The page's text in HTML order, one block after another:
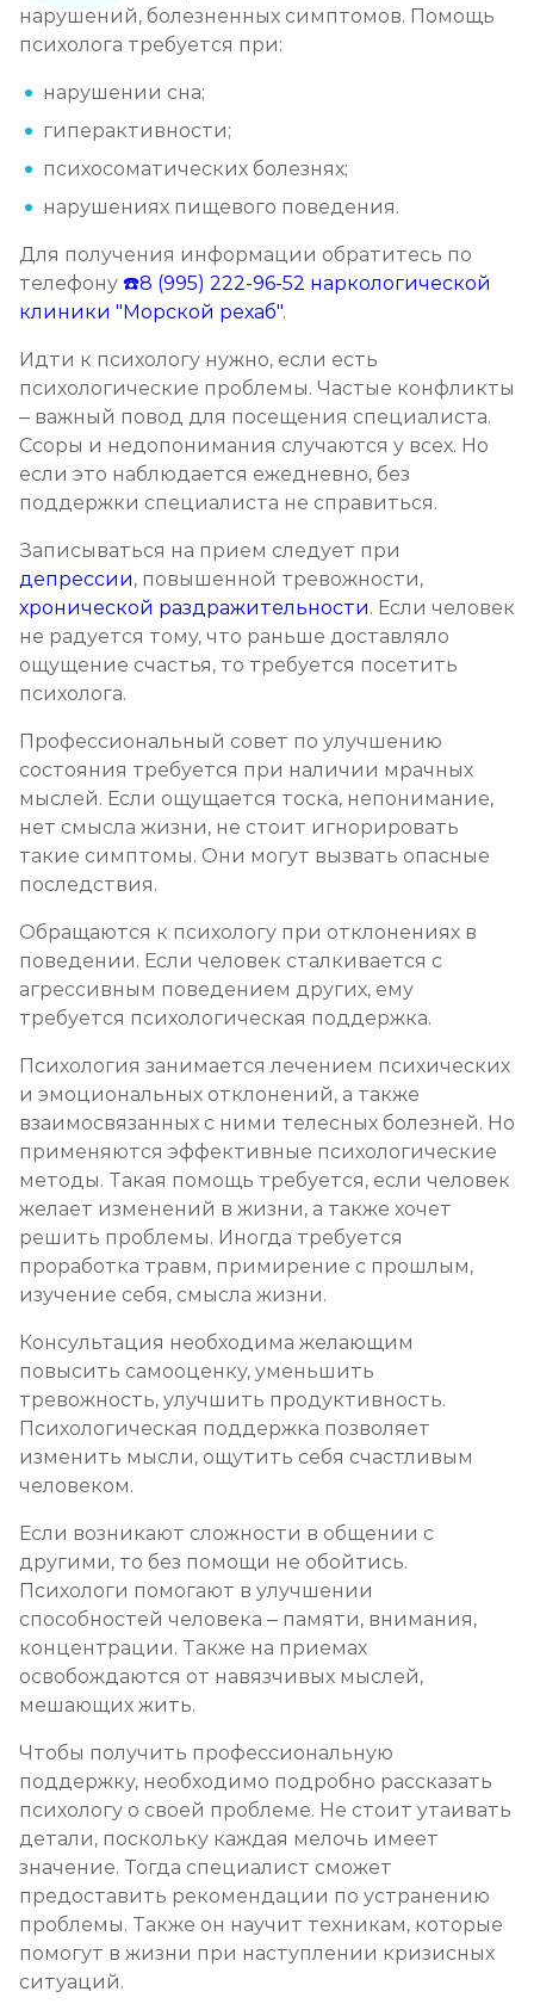
нарушений, болезненных симптомов. Помощь
психолога требуется при:
нарушении сна;
гиперактивности;
психосоматических болезнях;
нарушениях пищевого поведения.
Для получения информации обратитесь по
телефону ☎️8 (995) 222-96-52 наркологической
клиники "Морской рехаб".
Идти к психологу нужно, если есть
психологические проблемы. Частые конфликты
– важный повод для посещения специалиста.
Ссоры и недопонимания случаются у всех. Но
если это наблюдается ежедневно, без
поддержки специалиста не справиться.
Записываться на прием следует при
депрессии, повышенной тревожности,
хронической раздражительности. Если человек
не радуется тому, что раньше доставляло
ощущение счастья, то требуется посетить
психолога.
Профессиональный совет по улучшению
состояния требуется при наличии мрачных
мыслей. Если ощущается тоска, непонимание,
нет смысла жизни, не стоит игнорировать
такие симптомы. Они могут вызвать опасные
последствия.
Обращаются к психологу при отклонениях в
поведении. Если человек сталкивается с
агрессивным поведением других, ему
требуется психологическая поддержка.
Психология занимается лечением психических
и эмоциональных отклонений, а также
взаимосвязанных с ними телесных болезней. Но
применяются эффективные психологические
методы. Такая помощь требуется, если человек
желает изменений в жизни, а также хочет
решить проблемы. Иногда требуется
проработка травм, примирение с прошлым,
изучение себя, смысла жизни.
Консультация необходима желающим
повысить самооценку, уменьшить
тревожность, улучшить продуктивность.
Психологическая поддержка позволяет
изменить мысли, ощутить себя счастливым
человеком.
Если возникают сложности в общении с
другими, то без помощи не обойтись.
Психологи помогают в улучшении
способностей человека – памяти, внимания,
концентрации. Также на приемах
освобождаются от навязчивых мыслей,
мешающих жить.
Чтобы получить профессиональную
поддержку, необходимо подробно рассказать
психологу о своей проблеме. Не стоит утаивать
детали, поскольку каждая мелочь имеет
значение. Тогда специалист сможет
предоставить рекомендации по устранению
проблемы. Также он научит техникам, которые
помогут в жизни при наступлении кризисных
ситуаций.